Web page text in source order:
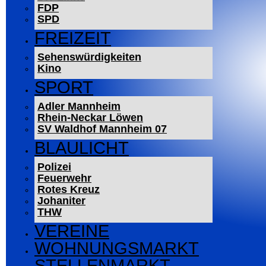
FDP
SPD
FREIZEIT
Sehenswürdigkeiten
Kino
SPORT
Adler Mannheim
Rhein-Neckar Löwen
SV Waldhof Mannheim 07
BLAULICHT
Polizei
Feuerwehr
Rotes Kreuz
Johaniter
THW
VEREINE
WOHNUNGSMARKT